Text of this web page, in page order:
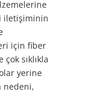
iletişiminin
için fiber
sıklıkla
yerine
nedeni,